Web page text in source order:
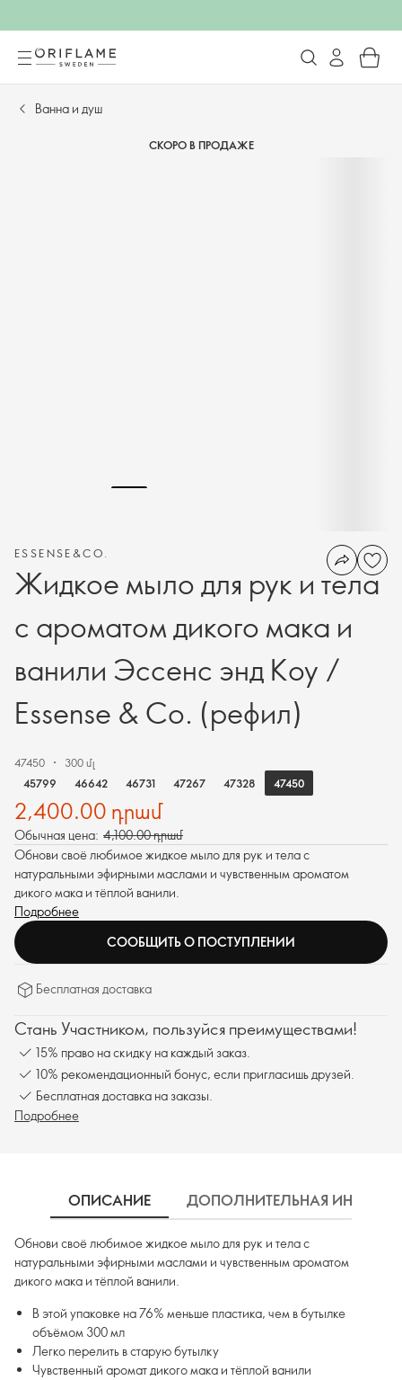
Ванна и душ
СКОРО В ПРОДАЖЕ
ESSENSE&CO.
Жидкое мыло для рук и тела
с ароматом дикого мака и
ванили Эссенс энд Коу /
Essense & Co. (рефил)
47450
300 մլ
45799
46642 46731 47267 47328 47450
2,400.00 դրամ
Обычная цена: 4,100.00 դրամ
Обнови своё любимое жидкое мыло для рук и тела с
натуральными эфирными маслами и чувственным ароматом
дикого мака и тёплой ванили.
Подробнее
СООБЩИТЬ О ПОСТУПЛЕНИИ
Бесплатная доставка
Стань Участником, пользуйся преимуществами!
15% право на скидку на каждый заказ.
10% рекомендационный бонус, если пригласишь друзей.
Бесплатная доставка на заказы.
Подробнее
ОПИСАНИЕ ДОПОЛНИТЕЛЬНАЯ
Обнови своё любимое жидкое мыло для рук и тела с
натуральными эфирными маслами и чувственным ароматом
дикого мака и тёплой ванили.
В этой упаковке на 76% меньше пластика, чем в бутылке
объёмом 300 мл
Легко перелить в старую бутылку
Чувственный аромат дикого мака и тёплой ванили